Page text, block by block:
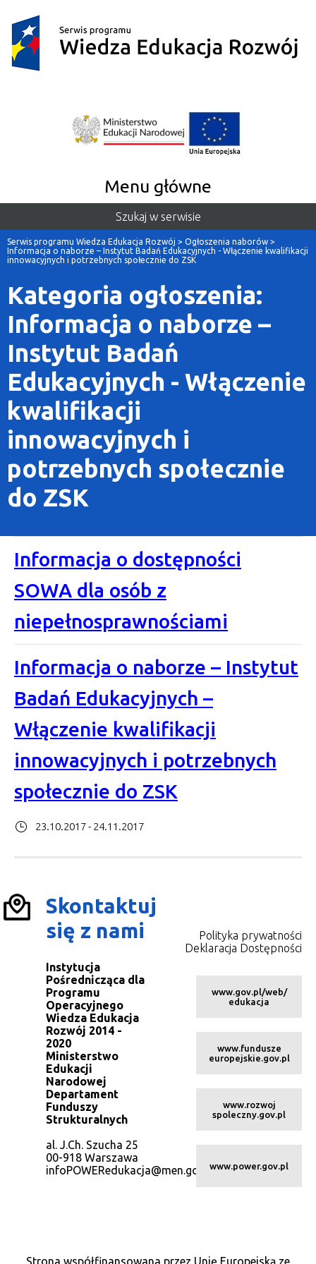
Menu główne
Szukaj w serwisie
Serwis programu Wiedza Edukacja Rozwój > Ogłoszenia naborów >
Informacja o naborze – Instytut Badań Edukacyjnych - Włączenie kwalifikacji
innowacyjnych i potrzebnych społecznie do ZSK
Kategoria ogłoszenia:
Informacja o naborze –
Instytut Badań
Edukacyjnych - Włączenie
kwalifikacji
innowacyjnych i
potrzebnych społecznie
do ZSK
Informacja o dostępności
SOWA dla osób z
niepełnosprawnościami
Informacja o naborze – Instytut
Badań Edukacyjnych –
Włączenie kwalifikacji
innowacyjnych i potrzebnych
społecznie do ZSK
23.10.2017 - 24.11.2017
Skontaktuj
się z nami
Instytucja
Pośrednicząca dla
Programu
Operacyjnego
Wiedza Edukacja
Rozwój 2014 -
2020
Ministerstwo
Edukacji
Narodowej
Departament
Funduszy
Strukturalnych
al. J.Ch. Szucha 25
00-918 Warszawa
infoPOWERedukacja@men.gov.pl
Polityka prywatności
Deklaracja Dostępności
www.gov.pl/web/
edukacja
www.fundusze
europejskie.gov.pl
www.rozwoj
spoleczny.gov.pl
www.power.gov.pl
Strona współfinansowana przez Unię Europejską ze